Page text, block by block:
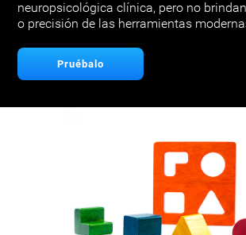
neuropsicológica clínica, pero no
o precisión de las herramientas
Pruébalo